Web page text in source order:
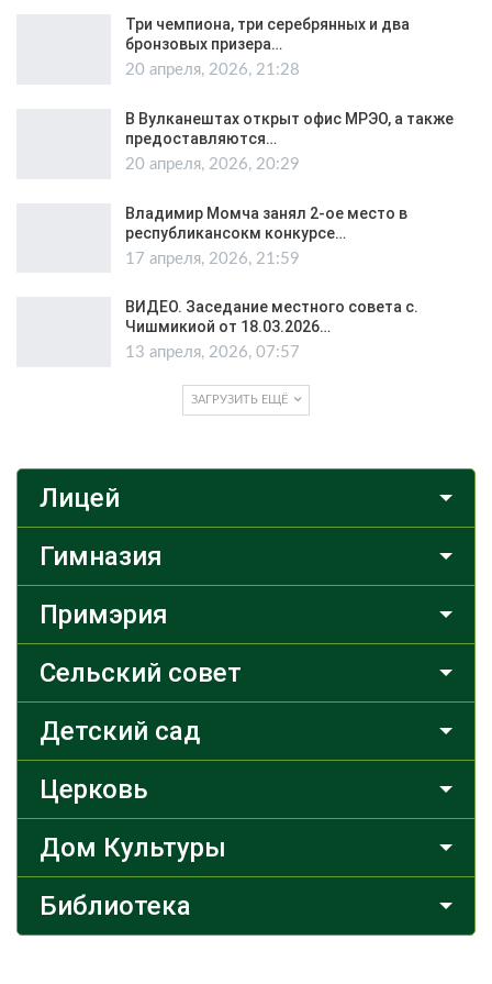
Три чемпиона, три серебрянных и два
бронзовых призера…
20 апреля, 2026, 21:28
В Вулканештах открыт офис МРЭО, а также
предоставляются…
20 апреля, 2026, 20:29
Владимир Момча занял 2-ое место в
республикансокм конкурсе…
17 апреля, 2026, 21:59
ВИДЕО. Заседание местного совета с.
Чишмикиой от 18.03.2026…
13 апреля, 2026, 07:57
ЗАГРУЗИТЬ ЕЩЁ
Лицей
Гимназия
Примэрия
Сельский совет
Детский сад
Церковь
Дом Культуры
Библиотека